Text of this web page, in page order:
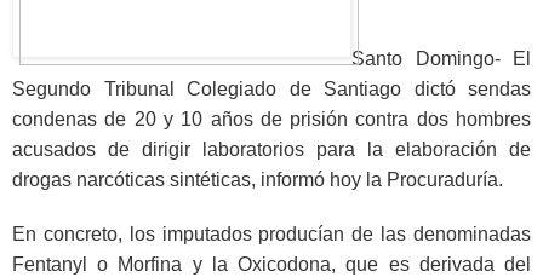
Santo Domingo- El
Segundo Tribunal Colegiado de Santiago dictó sendas
condenas de 20 y 10 años de prisión contra dos hombres
acusados de dirigir laboratorios para la elaboración de
drogas narcóticas sintéticas, informó hoy la Procuraduría.
En concreto, los imputados producían de las denominadas
Fentanyl o Morfina y la Oxicodona, que es derivada del